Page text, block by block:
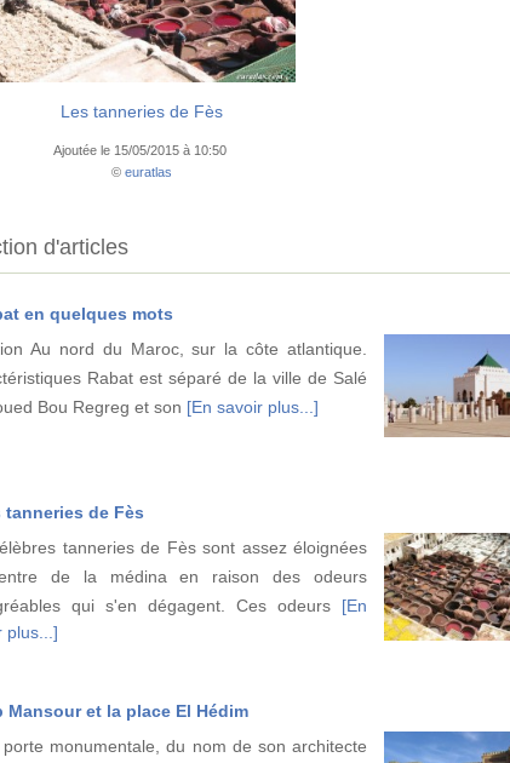
Les tanneries de Fès
Ajoutée le 15/05/2015 à 10:50
© euratlas
d'articles
en quelques mots
Au nord du Maroc, sur la côte atlantique.
Rabat est séparé de la ville de Salé
Bou Regreg et son [En savoir plus...]
tanneries de Fès
tanneries de Fès sont assez éloignées
de la médina en raison des odeurs
qui s'en dégagent. Ces odeurs [En
plus...]
Mansour et la place El Hédim
monumentale, du nom de son architecte